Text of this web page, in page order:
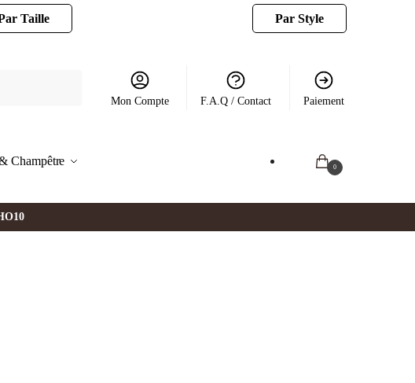
Taille Par Style
Mon Compte F.A.Q / Contact Paiement
Champêtre 0